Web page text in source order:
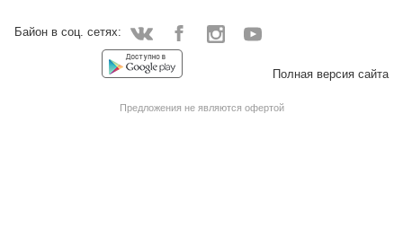
Байон в соц. сетях:
VkontakteFacebook
Полная версия сайта
Предложения не являются офертой